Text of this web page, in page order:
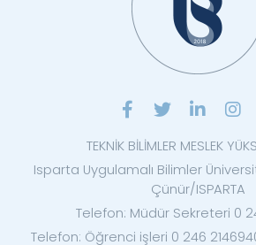
TEKNİK BİLİMLER MESLEK
Isparta Uygulamalı Bilimler
Çünür/ISPARTA
Telefon: Müdür Sekreteri 0
Telefon: Öğrenci işleri 0 246